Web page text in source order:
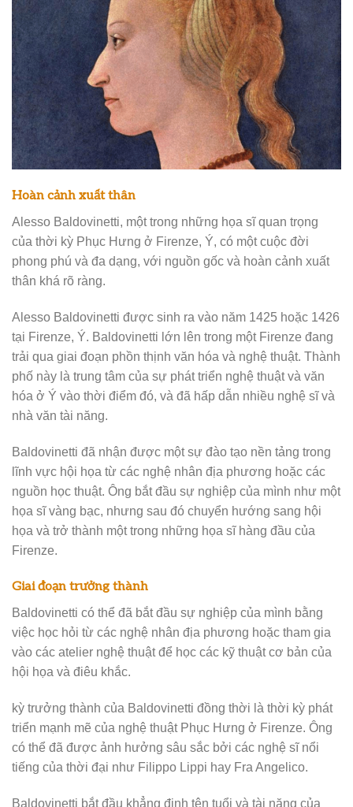
Hoàn cảnh xuất thân
Alesso Baldovinetti, một trong những họa sĩ quan trọng
của thời kỳ Phục Hưng ở Firenze, Ý, có một cuộc đời
phong phú và đa dạng, với nguồn gốc và hoàn cảnh xuất
thân khá rõ ràng.
Alesso Baldovinetti được sinh ra vào năm 1425 hoặc 1426
tại Firenze, Ý. Baldovinetti lớn lên trong một Firenze đang
trải qua giai đoạn phồn thịnh văn hóa và nghệ thuật. Thành
phố này là trung tâm của sự phát triển nghệ thuật và văn
hóa ở Ý vào thời điểm đó, và đã hấp dẫn nhiều nghệ sĩ và
nhà văn tài năng.
Baldovinetti đã nhận được một sự đào tạo nền tảng trong
lĩnh vực hội họa từ các nghệ nhân địa phương hoặc các
nguồn học thuật. Ông bắt đầu sự nghiệp của mình như một
họa sĩ vàng bạc, nhưng sau đó chuyển hướng sang hội
họa và trở thành một trong những họa sĩ hàng đầu của
Firenze.
Giai đoạn trưởng thành
Baldovinetti có thể đã bắt đầu sự nghiệp của mình bằng
việc học hỏi từ các nghệ nhân địa phương hoặc tham gia
vào các atelier nghệ thuật để học các kỹ thuật cơ bản của
hội họa và điêu khắc.
kỳ trưởng thành của Baldovinetti đồng thời là thời kỳ phát
triển mạnh mẽ của nghệ thuật Phục Hưng ở Firenze. Ông
có thể đã được ảnh hưởng sâu sắc bởi các nghệ sĩ nổi
tiếng của thời đại như Filippo Lippi hay Fra Angelico.
Baldovinetti bắt đầu khẳng định tên tuổi và tài năng của